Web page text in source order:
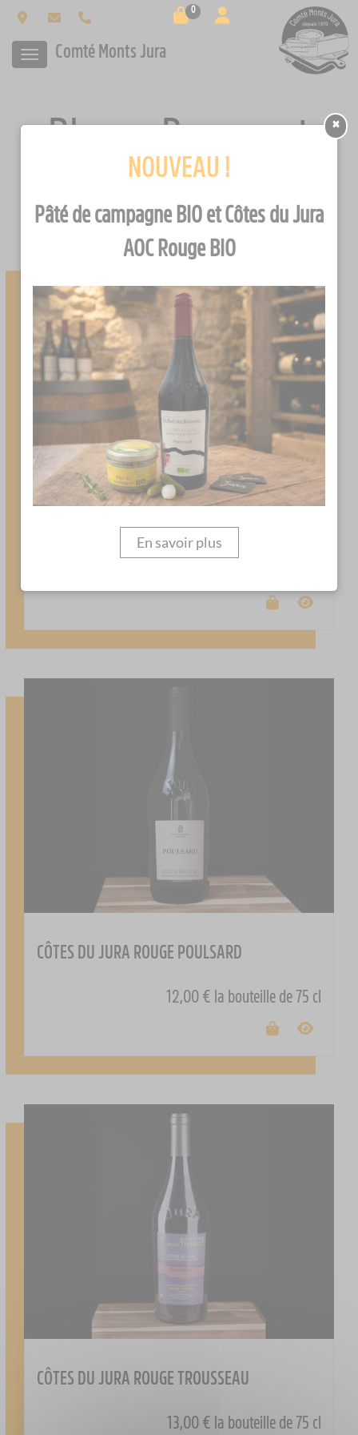
Comté Monts Jura
0
Blancs, Rouges et
Rosés
CÔTES DU JURA BLANC CHARDONNAY
CÔTES DU JURA ROUGE POULSARD
12,00 € la bouteille de 75 cl
CÔTES DU JURA ROUGE TROUSSEAU
13,00 € la bouteille de 75 cl
×
NOUVEAU !
Pâté de campagne BIO et Côtes du Jura
AOC Rouge BIO
En savoir plus